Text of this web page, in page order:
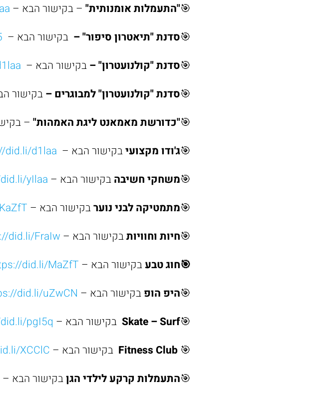
🎯"התעמלות אומנותית" – בקישור הבא –
🎯סדנת "תיאטרון סיפור"– בקישור הבא –
🎯סדנת "קולנועטרון"–בקישור הבא –
🎯סדנת "קולנועטרון" למבוגרים –בקישור
🎯"כדורשת מאמאנט ליגת האמהות" –
🎯ג'ודו מקצועיבקישור הבא – did.li/d1laa
🎯משחקי חשיבהבקישור הבא – yIlaa
🎯מתמטיקה לבני נוערבקישור הבא –
🎯חיות וחוויותבקישור הבא – did.li/FraIw
🎯חוג טבעבקישור הבא – did.li/MaZfT
🎯היפ הופבקישור הבא – did.li/uZwCN
🎯
Skate – Surf בקישור הבא –
🎯
Fitness Club בקישור הבא – XCClC
🎯התעמלות קרקע לילדי הגןבקישור הבא –